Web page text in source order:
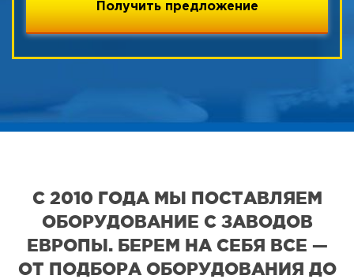
С 2010 ГОДА МЫ ПОСТАВЛЯЕМ
ОБОРУДОВАНИЕ С ЗАВОДОВ
ЕВРОПЫ. БЕРЕМ НА СЕБЯ ВСЕ —
ОТ ПОДБОРА ОБОРУДОВАНИЯ ДО